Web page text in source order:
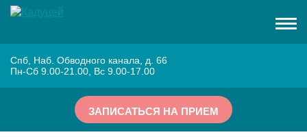
Спб, Наб. Обводного канала, д. 66
Пн-Сб 9.00-21.00, Вс 9.00-17.00
ЗАПИСАТЬСЯ НА ПРИЕМ